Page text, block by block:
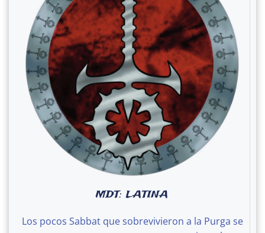
MDT: LATINA
Los pocos Sabbat que sobrevivieron a la Purga se